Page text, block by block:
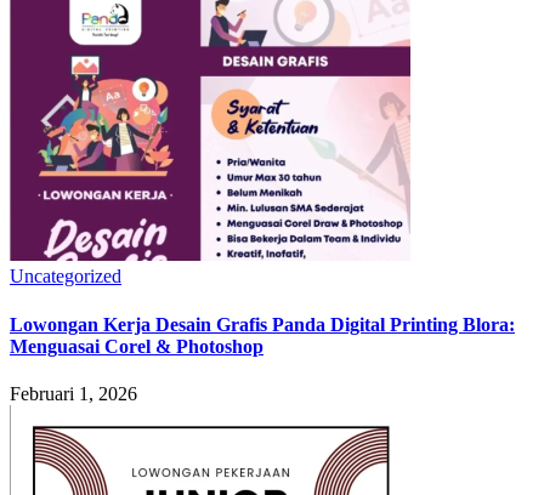
Uncategorized
Lowongan Kerja Desain Grafis Panda Digital Printing Blora:
Menguasai Corel & Photoshop
Februari 1, 2026